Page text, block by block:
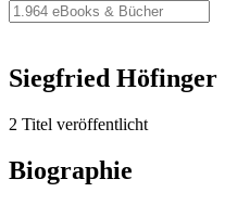
Siegfried Höfinger
2 Titel veröffentlicht
Biographie